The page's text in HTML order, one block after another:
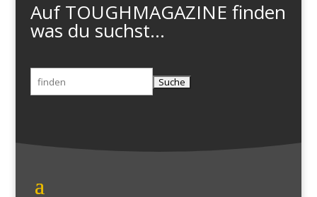
Auf TOUGHMAGAZINE finden
was du suchst...
Suchen
nach: